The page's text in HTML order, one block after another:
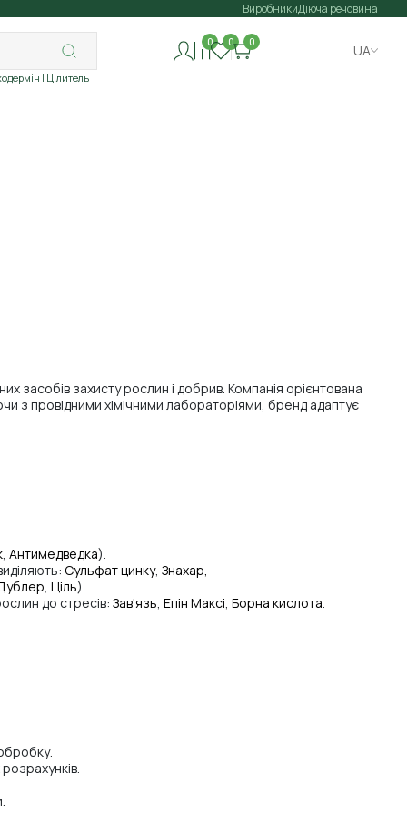
ВиробникиДіюча речовина
| Цілитель
0 0 0
UA
засобів захисту рослин і добрив. Компанія орієнтована
з провідними хімічними лабораторіями, бренд адаптує
, Антимедведка).
Сульфат цинку, Знахар,
, Ціль)
до стресів: Зав'язь, Епін Максі, Борна кислота.